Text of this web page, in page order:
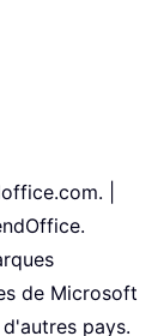
|
de Microsoft
pays.